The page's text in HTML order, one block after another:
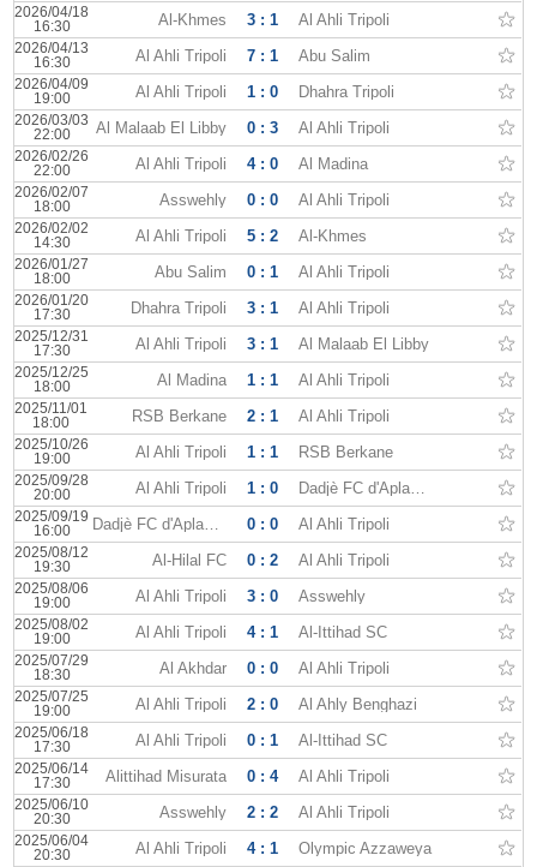
2026/04/18
16:30
Al-Khmes 3 : 1 Al Ahli Tripoli
2026/04/13
16:30
Al Ahli Tripoli 7 : 1 Abu Salim
2026/04/09
19:00
Al Ahli Tripoli 1 : 0 Dhahra Tripoli
2026/03/03
22:00
Al Malaab El Libby 0 : 3 Al Ahli Tripoli
2026/02/26
22:00
Al Ahli Tripoli 4 : 0 Al Madina
2026/02/07
18:00
Asswehly 0 : 0 Al Ahli Tripoli
2026/02/02
14:30
Al Ahli Tripoli 5 : 2 Al-Khmes
2026/01/27
18:00
Abu Salim 0 : 1 Al Ahli Tripoli
2026/01/20
17:30
Dhahra Tripoli 3 : 1 Al Ahli Tripoli
2025/12/31
17:30
Al Ahli Tripoli 3 : 1 Al Malaab El Libby
2025/12/25
18:00
Al Madina 1 : 1 Al Ahli Tripoli
2025/11/01
18:00
RSB Berkane 2 : 1 Al Ahli Tripoli
2025/10/26
19:00
Al Ahli Tripoli 1 : 1 RSB Berkane
2025/09/28
20:00
Al Ahli Tripoli 1 : 0 Dadjè FC d'Aplahoué
2025/09/19
16:00
Dadjè FC d'Aplahoué 0 : 0 Al Ahli Tripoli
2025/08/12
19:30
Al-Hilal FC 0 : 2 Al Ahli Tripoli
2025/08/06
19:00
Al Ahli Tripoli 3 : 0 Asswehly
2025/08/02
19:00
Al Ahli Tripoli 4 : 1 Al-Ittihad SC
2025/07/29
18:30
Al Akhdar 0 : 0 Al Ahli Tripoli
2025/07/25
19:00
Al Ahli Tripoli 2 : 0 Al Ahly Benghazi
2025/06/18
17:30
Al Ahli Tripoli 0 : 1 Al-Ittihad SC
2025/06/14
17:30
Alittihad Misurata 0 : 4 Al Ahli Tripoli
2025/06/10
20:30
Asswehly 2 : 2 Al Ahli Tripoli
2025/06/04
20:30
Al Ahli Tripoli 4 : 1 Olympic Azzaweya